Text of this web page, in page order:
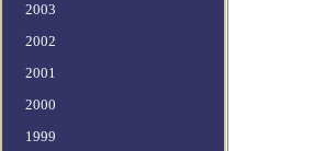
2003
2002
2001
2000
1999